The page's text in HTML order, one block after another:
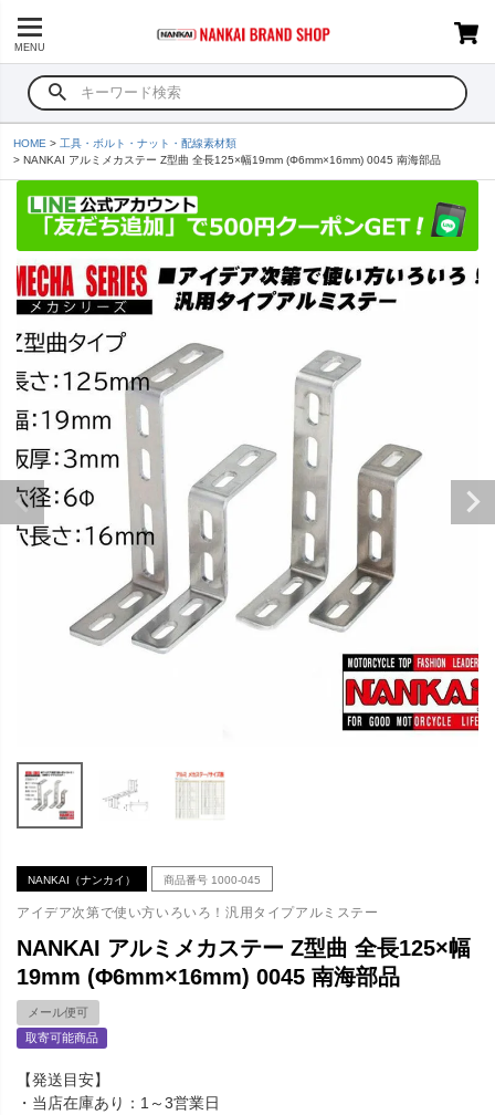
MENU
HOME
工具・ボルト・ナット・配線素材類
NANKAI アルミメカステー Z型曲 全長125×幅19mm (Φ6mm×16mm) 0045 南海部品
NANKAI（ナンカイ） 商品番号 1000-045
アイデア次第で使い方いろいろ！汎用タイプアルミステー
NANKAI アルミメカステー Z型曲 全長125×幅
19mm (Φ6mm×16mm) 0045 南海部品
メール便可
取寄可能商品
【発送目安】
・当店在庫あり：1～3営業日